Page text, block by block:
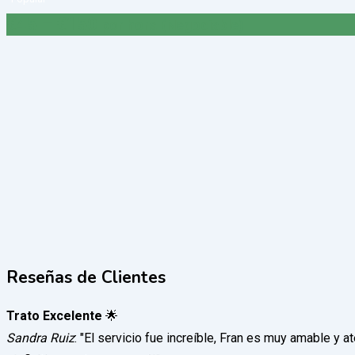
Reseñas de Clientes
Trato Excelente 🌟
Sandra Ruiz: "El servicio fue increíble, Fran es muy amable y